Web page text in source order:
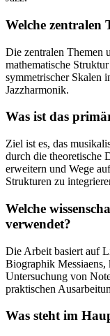
Welche zentralen
Die zentralen Themen
mathematische
symmetrischer Skalen
Jazzharmonik.
Was ist das
Ziel ist es, das
durch die theoretische
erweitern und Wege
Strukturen zu
Welche
verwendet?
Die Arbeit basiert auf
Biographik Messiaens,
Untersuchung von
praktischen
Was steht im